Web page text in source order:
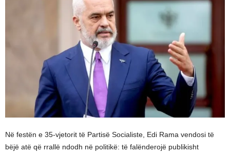
Në festën e 35-vjetorit të Partisë Socialiste, Edi Rama vendosi të
bëjë atë që rrallë ndodh në politikë: të falënderojë publikisht